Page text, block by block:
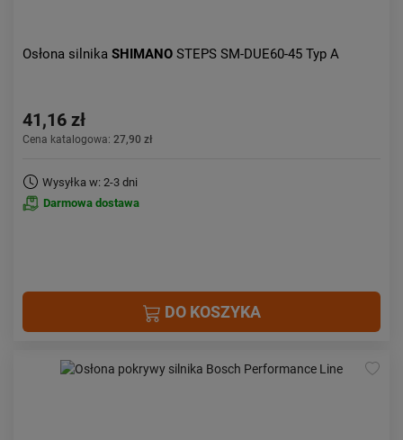
Osłona silnika SHIMANO STEPS SM-DUE60-45 Typ A
41,16 zł
Cena katalogowa: 27,90 zł
Wysyłka w: 2-3 dni
Darmowa dostawa
DO KOSZYKA